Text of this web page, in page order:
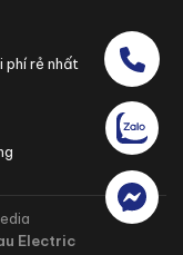
phí rẻ nhất
Electric